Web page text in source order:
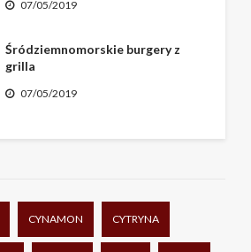
07/05/2019
Śródziemnomorskie burgery z
grilla
07/05/2019
CYNAMON CYTRYNA